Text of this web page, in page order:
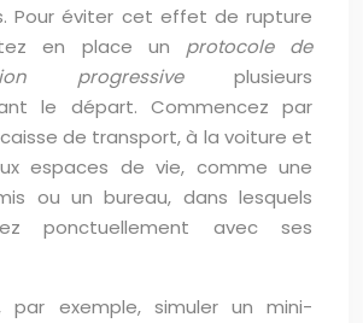
Pour éviter cet effet de rupture
en place un protocole de
progressiveplusieurs
le départ. Commencez par
de transport, à la voiture et
espaces de vie, comme une
ou un bureau, dans lesquels
ponctuellement avec ses
par exemple, simuler un mini-